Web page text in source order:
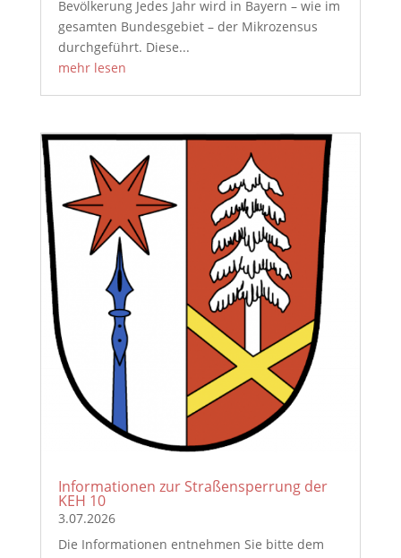
Bevölkerung Jedes Jahr wird in Bayern – wie im
gesamten Bundesgebiet – der Mikrozensus
durchgeführt. Diese...
mehr lesen
Informationen zur Straßensperrung der
KEH 10
3.07.2026
Die Informationen entnehmen Sie bitte dem